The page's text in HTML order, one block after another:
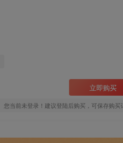
立即购买
您当前未登录！建议登陆后购买，可保存购买